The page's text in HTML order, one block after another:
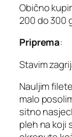
Obično
200 do 300
Priprema:
Stavim
Nauljim
malo
sitno
pleh na koji